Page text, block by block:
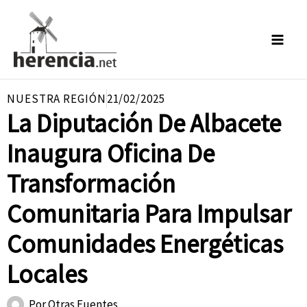
contenido
NUESTRA REGIÓN21/02/2025
La Diputación De Albacete
Inaugura Oficina De
Transformación
Comunitaria Para Impulsar
Comunidades Energéticas
Locales